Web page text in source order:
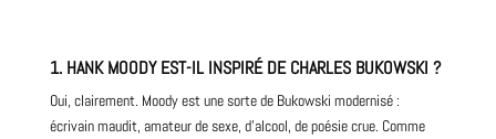
1. HANK MOODY EST-IL INSPIRÉ DE CHARLES BUKOWSKI ?
Oui, clairement. Moody est une sorte de Bukowski modernisé :
écrivain maudit, amateur de sexe, d’alcool, de poésie crue. Comme